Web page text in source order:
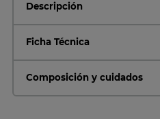
Descripción
Ficha Técnica
Composición y cuidados